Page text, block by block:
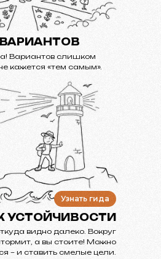
видно далеко. Вокруг
а вы стоите! Можно
– и ставить смелые цели.
УСТОЙЧИВОСТИ
Вариантов слишком
кажется «тем самым».
Узнать гида